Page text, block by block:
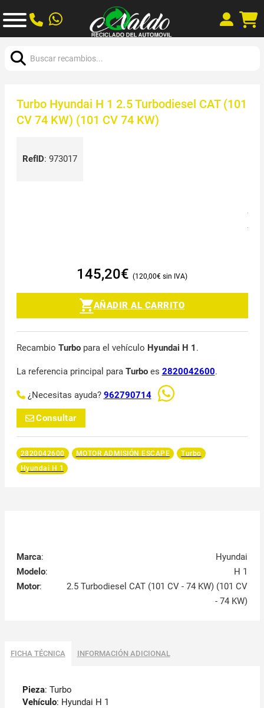
Turbo Hyundai H 1 2.5 Turbodiesel CAT (101
CV 74 KW) (101 CV 74 KW)
RefID: 973017
145,20€ 120,00€
AÑADIR AL CARRITO
Recambio Turbopara el vehículo Hyundai H 1 .
La referencia principal para Turboes 2820042600.
¿Necesitas ayuda? 962790714
Consultar
2820042600 MOTOR ADMISIÓN ESCAPE
Turbo
Hyundai H 1
Marca:
Hyundai
Modelo:
H 1
Motor:
2.5 Turbodiesel CAT (101 CV - 74 KW) (101 CV
- 74 KW)
FICHA TÉCNICA INFORMACIÓN ADICIONAL
Pieza: Turbo
Vehículo: Hyundai H 1